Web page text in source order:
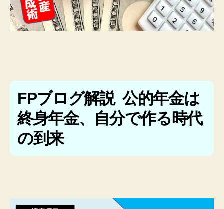
FPブログ解説 公的年金は
終身年金、自分で作る時代
の到来